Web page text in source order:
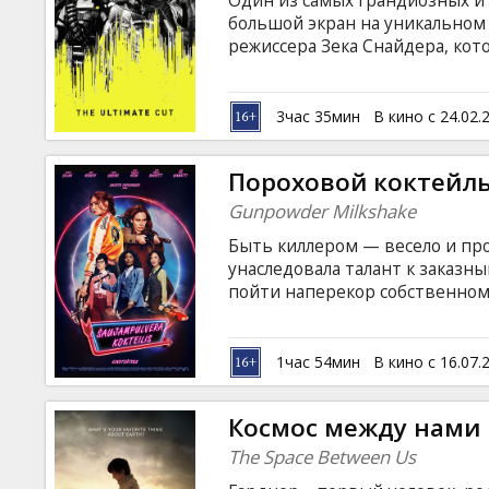
Кинозакуски
B2B
Клуб
большой экран на
режиссера Зека Снайдера,
Настоящее наслаждение для
и творчества Зека Снайдера!
самые настоящие
деятельность теперь строго
смертные, хотя прежние годы
3час 35мин В кино с
Пороховой
Gunpowder Milkshake
Быть киллером — весело и
унаследовала талант к
пойти наперекор
помочь угостить
коктейлем». Фильм на
русском языках.
1час 54мин В кино с
Космос между нами
The Space Between Us